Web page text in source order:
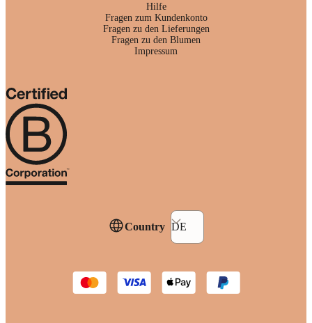
Hilfe
Fragen zum Kundenkonto
Fragen zu den Lieferungen
Fragen zu den Blumen
Impressum
Country DE